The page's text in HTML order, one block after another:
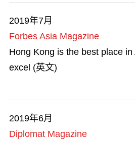
2019年7月
Forbes Asia Magazine
Hong Kong is the best place
excel (英文)
2019年6月
Diplomat Magazine